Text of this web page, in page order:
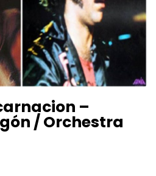
–
/ Orchestra